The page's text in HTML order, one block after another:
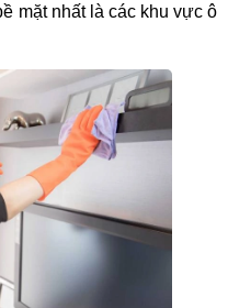
mặt nhất là các khu vực ô